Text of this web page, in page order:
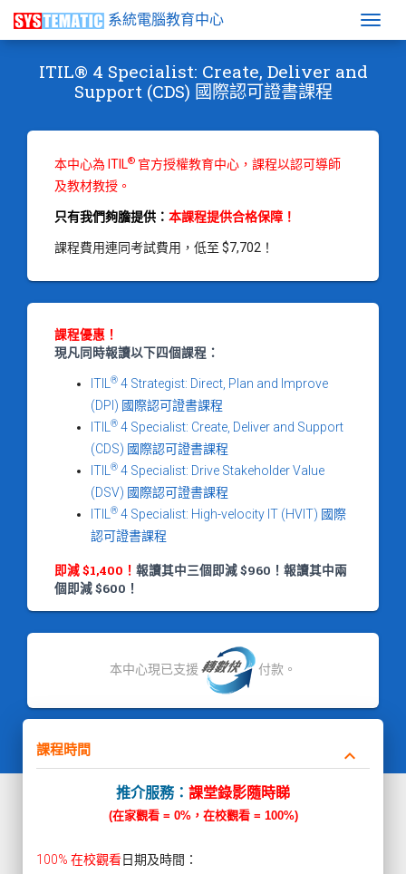
系統電腦教育中心
ITIL® 4 Specialist: Create, Deliver and
Support (CDS) 國際認可證書課程
本中心為 ITIL® 官方授權教育中心，課程以認可導師
及教材教授。
只有我們夠膽提供： 本課程提供合格保障！
課程費用連同考試費用，低至 $7,702！
課程優惠！
現凡同時報讀以下四個課程：
ITIL ® 4 Strategist: Direct, Plan and Improve
(DPI) 國際認可證書課程
ITIL
® 4 Specialist: Create, Deliver and Support
(CDS) 國際認可證書課程
ITIL
® 4 Specialist: Drive Stakeholder Value
(DSV) 國際認可證書課程
ITIL
® 4 Specialist: High-velocity IT (HVIT) 國際
認可證書課程
即減 $1,400！ 報讀其中三個即減 $960！報讀其中兩
個即減 $600！
本中心現已支援 付款。
課程時間 keyboard_arrow_down
推介服務： 課堂錄影隨時睇
(在家觀看 = 0%，在校觀看 = 100%)
100% 在校觀看日期及時間：